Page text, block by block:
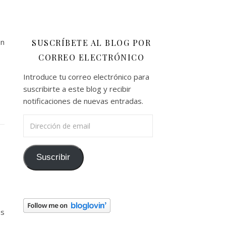
SUSCRÍBETE AL BLOG POR
CORREO ELECTRÓNICO
Introduce tu correo electrónico para
suscribirte a este blog y recibir
notificaciones de nuevas entradas.
Suscribir